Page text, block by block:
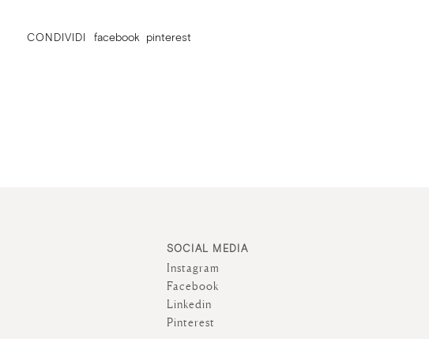
CONDIVIDI facebook pinterest
SOCIAL MEDIA
Instagram
Facebook
Linkedin
Pinterest